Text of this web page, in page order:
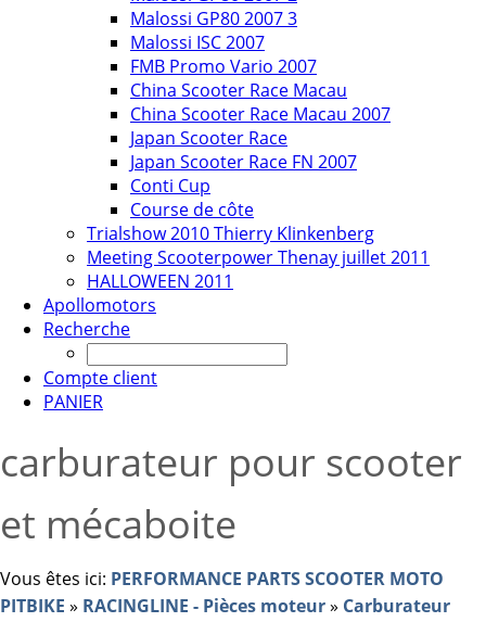
Malossi GP80 2007 3
Malossi ISC 2007
FMB Promo Vario 2007
China Scooter Race Macau
China Scooter Race Macau 2007
Japan Scooter Race
Japan Scooter Race FN 2007
Conti Cup
Course de côte
Trialshow 2010 Thierry Klinkenberg
Meeting Scooterpower Thenay juillet 2011
HALLOWEEN 2011
Apollomotors
Recherche
Compte client
PANIER
carburateur pour scooter
et mécaboite
Vous êtes ici: PERFORMANCE PARTS SCOOTER MOTO
PITBIKE » RACINGLINE - Pièces moteur» Carburateur